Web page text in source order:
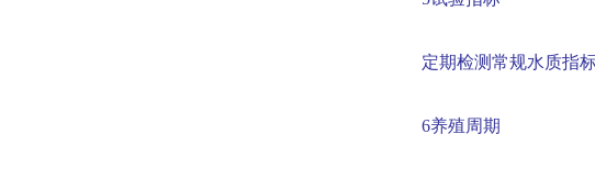
定期检测常规水质指
6养殖周期